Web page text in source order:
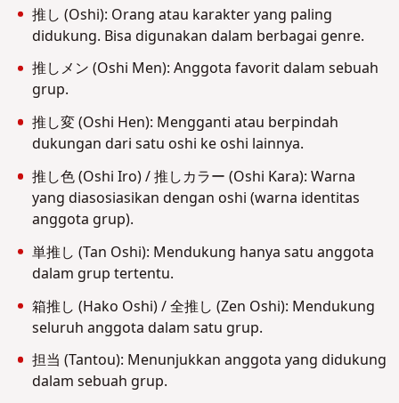
推し (Oshi): Orang atau karakter yang paling
didukung. Bisa digunakan dalam berbagai genre.
推しメン (Oshi Men): Anggota favorit dalam sebuah
grup.
推し変 (Oshi Hen): Mengganti atau berpindah
dukungan dari satu oshi ke oshi lainnya.
推し色 (Oshi Iro) / 推しカラー (Oshi Kara): Warna
yang diasosiasikan dengan oshi (warna identitas
anggota grup).
単推し (Tan Oshi): Mendukung hanya satu anggota
dalam grup tertentu.
箱推し (Hako Oshi) / 全推し (Zen Oshi): Mendukung
seluruh anggota dalam satu grup.
担当 (Tantou): Menunjukkan anggota yang didukung
dalam sebuah grup.